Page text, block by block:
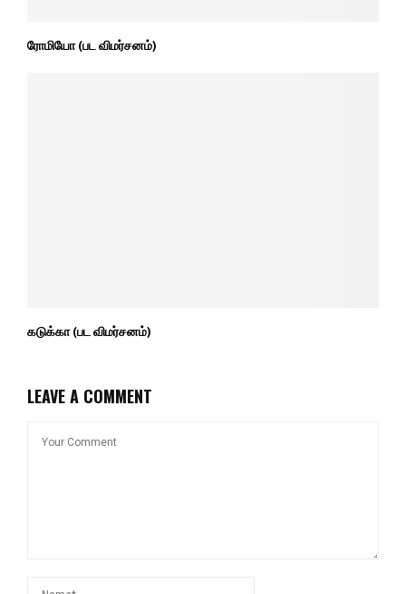
ரோமியோ (பட விமர்சனம்)
கடுக்கா (பட விமர்சனம்)
LEAVE A COMMENT